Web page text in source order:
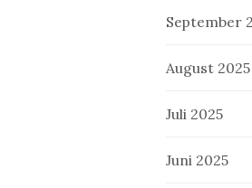
September
August 2025
Juli 2025
Juni 2025